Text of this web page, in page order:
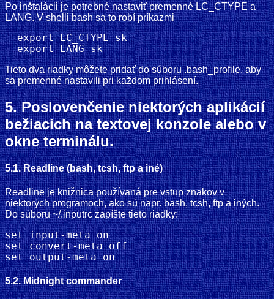
Po inštalácii je potrebné nastaviť premenné LC_CTYPE a
LANG. V shelli bash sa to robí príkazmi
  export LC_CTYPE=sk
Tieto dva riadky môžete pridať do súboru .bash_profile, aby
sa premenné nastavili pri každom prihlásení.
5. Poslovenčenie niektorých aplikácií
bežiacich na textovej konzole alebo v
okne terminálu.
5.1. Readline (bash, tcsh, ftp a iné)
Readline je knižnica používaná pre vstup znakov v
niektorých programoch, ako sú napr. bash, tcsh, ftp a iných.
Do súboru ~/.inputrc zapíšte tieto riadky:
set input-meta on
set convert-meta off
5.2. Midnight commander